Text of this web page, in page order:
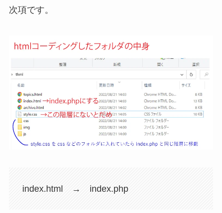
次項です。
index.html → index.php